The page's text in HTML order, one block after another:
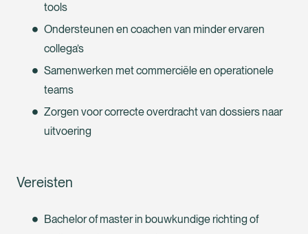
tools
Ondersteunen en coachen van minder ervaren
collega’s
Samenwerken met commerciële en operationele
teams
Zorgen voor correcte overdracht van dossiers naar
uitvoering
Vereisten
Bachelor of master in bouwkundige richting of